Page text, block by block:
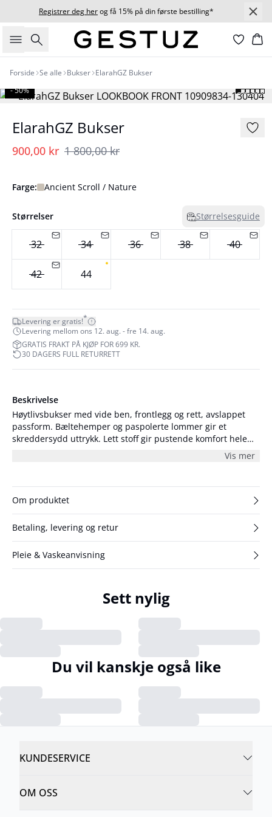
Registrer deg herog få 15% på din første bestilling*
Søk
Forside Se alle Bukser ElarahGZ Bukser
- 50%
ElarahGZ Bukser
900,00 kr 1 800,00 kr
Farge: Ancient Scroll / Nature
Størrelser Størrelsesguide
32 34 36 38 40
42 44
Levering er gratis!*
Levering mellom ons 12. aug. - fre 14. aug.
GRATIS FRAKT PÅ KJØP FOR 699 KR.
30 DAGERS FULL RETURRETT
Beskrivelse
Høytlivsbukser med vide ben, frontlegg og rett, avslappet
passform. Bæltehemper og paspolerte lommer gir et
skreddersydd uttrykk. Lett stoff gir pustende komfort hele
Vis mer
Om produktet
Betaling, levering og retur
Pleie & Vaskeanvisning
Sett nylig
Du vil kanskje også like
KUNDESERVICE
OM OSS